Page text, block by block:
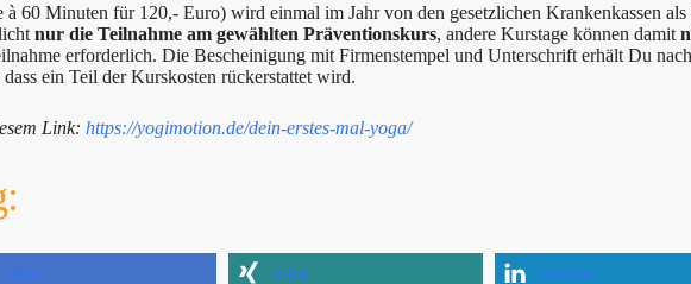
à 60 Minuten für 120,- Euro) wird einmal im Jahr von den gesetzlichen Krankenkassen
nur die Teilnahme am gewählten Präventionskurs, andere Kurstage können damit
erforderlich. Die Bescheinigung mit Firmenstempel und Unterschrift erhält Du
ein Teil der Kurskosten rückerstattet wird.
Link: https://yogimotion.de/dein-erstes-mal-yoga/
teilen teilen mitteilen